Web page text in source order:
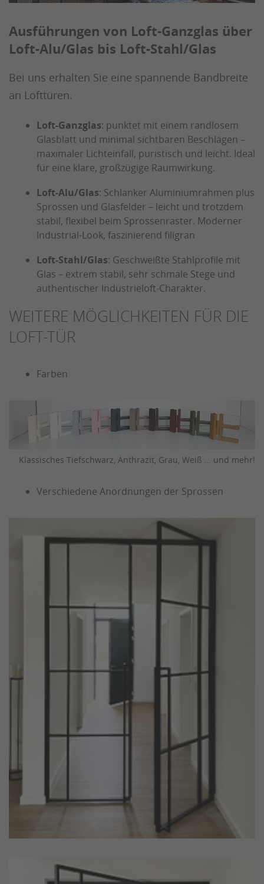
Ausführungen von Loft-Ganzglas über
Loft-Alu/Glas bis Loft-Stahl/Glas
Bei uns erhalten Sie eine spannende Bandbreite
an Lofttüren.
Loft-Ganzglas: punktet mit einem randlosem
Glasblatt und minimal sichtbaren Beschlägen –
maximaler Lichteinfall, puristisch und leicht. Ideal
für eine klare, großzügige Raumwirkung.
Loft-Alu/Glas: Schlanker Aluminiumrahmen plus
Sprossen und Glasfelder – leicht und trotzdem
stabil, flexibel beim Sprossenraster. Moderner
Industrial-Look, faszinierend filigran
Loft-Stahl/Glas: Geschweißte Stahlprofile mit
Glas – extrem stabil, sehr schmale Stege und
authentischer Industrieloft-Charakter.
WEITERE MÖGLICHKEITEN FÜR DIE
LOFT-TÜR
Farben
Klassisches Tiefschwarz, Anthrazit, Grau, Weiß … und mehr!
Verschiedene Anordnungen der Sprossen